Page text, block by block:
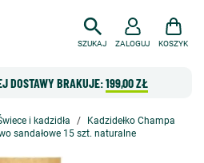
SZUKAJ
DOSTAWY BRAKUJE:199,00 ZŁ
ZALOGUJ KOSZYK
i kadzidła
Kadzidełko Champa
sandałowe 15 szt. naturalne